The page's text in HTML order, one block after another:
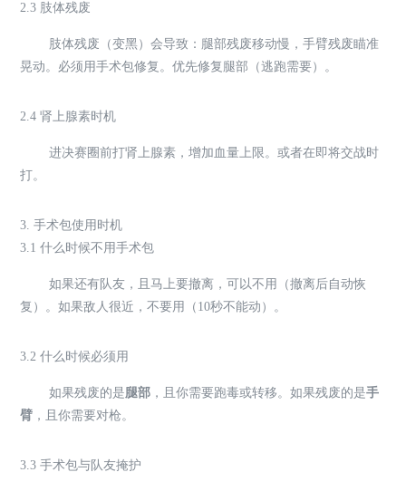
2.3 肢体残废
肢体残废（变黑）会导致：腿部残废移动慢，手臂残废瞄准
晃动。必须用手术包修复。优先修复腿部（逃跑需要）。
2.4 肾上腺素时机
进决赛圈前打肾上腺素，增加血量上限。或者在即将交战时
打。
3. 手术包使用时机
3.1 什么时候不用手术包
如果还有队友，且马上要撤离，可以不用（撤离后自动恢
复）。如果敌人很近，不要用（10秒不能动）。
3.2 什么时候必须用
如果残废的是腿部 ，且你需要跑毒或转移。如果残废的是手
臂 ，且你需要对枪。
3.3 手术包与队友掩护